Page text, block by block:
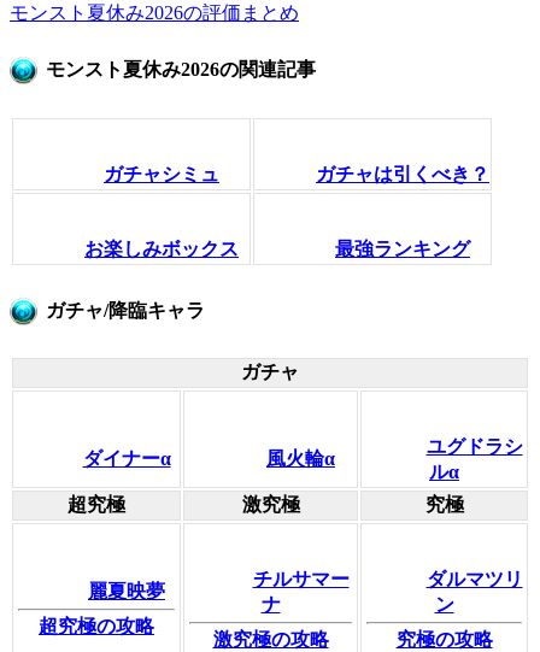
モンスト夏休み2026の評価まとめ
モンスト夏休み2026の関連記事
ガチャシミュ ガチャは引くべき？
お楽しみボックス 最強ランキング
ガチャ/降臨キャラ
ガチャ
ダイナーα 風火輪α
ユグドラシ
ルα
超究極
激究極 究極
麗夏映夢
超究極の攻略
チルサマー
ナ
激究極の攻略
ダルマツリ
ン
究極の攻略